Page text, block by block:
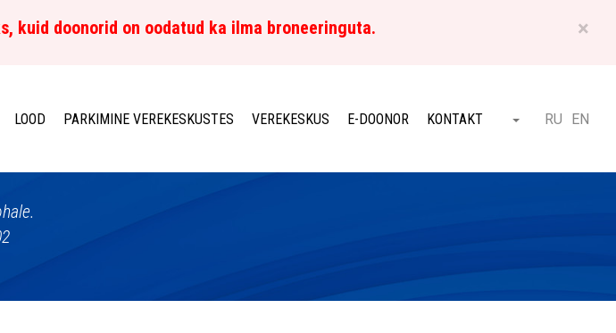
×
kuid doonorid on oodatud ka ilma broneeringuta.
LOOD PARKIMINE VEREKESKUSTES VEREKESKUS E-DOONOR KONTAKT Otsi ET
RU EN